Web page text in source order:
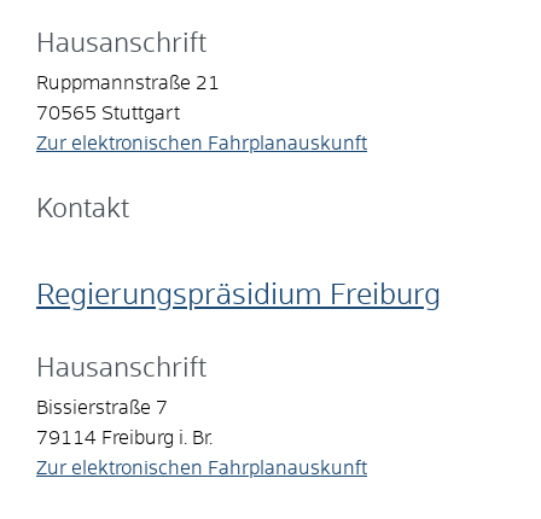
Hausanschrift
Ruppmannstraße 21
70565 Stuttgart
Zur elektronischen Fahrplanauskunft
Kontakt
Regierungspräsidium Freiburg
Hausanschrift
Bissierstraße 7
79114 Freiburg i. Br.
Zur elektronischen Fahrplanauskunft